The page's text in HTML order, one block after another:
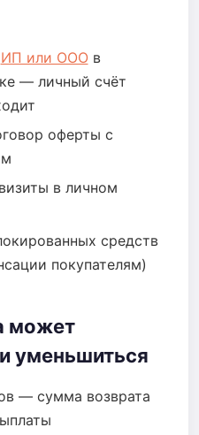
ИП или ОООв
— личный счёт
оферты с
в личном
средств
покупателям)
может
уменьшиться
— сумма возврата